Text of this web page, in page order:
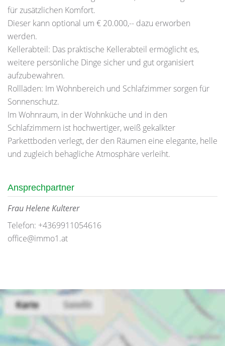
für zusätzlichen Komfort.
Dieser kann optional um € 20.000,-- dazu erworben
werden.
Kellerabteil: Das praktische Kellerabteil ermöglicht es,
weitere persönliche Dinge sicher und gut organisiert
aufzubewahren.
Rollläden: Im Wohnbereich und Schlafzimmer sorgen für
Sonnenschutz.
Im Wohnraum, in der Wohnküche und in den
Schlafzimmern ist hochwertiger, weiß gekalkter
Parkettboden verlegt, der den Räumen eine elegante, helle
und zugleich behagliche Atmosphäre verleiht.
Ansprechpartner
Frau Helene Kulterer
Telefon: +4369911054616
office@immo1.at